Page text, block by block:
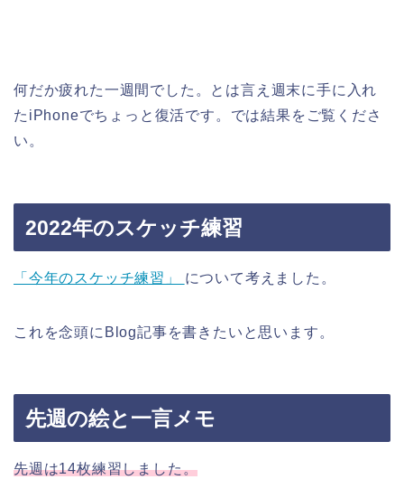
何だか疲れた一週間でした。とは言え週末に手に入れ
たiPhoneでちょっと復活です。では結果をご覧くださ
い。
2022年のスケッチ練習
「今年のスケッチ練習」 について考えました。
これを念頭にBlog記事を書きたいと思います。
先週の絵と一言メモ
先週は14枚練習しました。